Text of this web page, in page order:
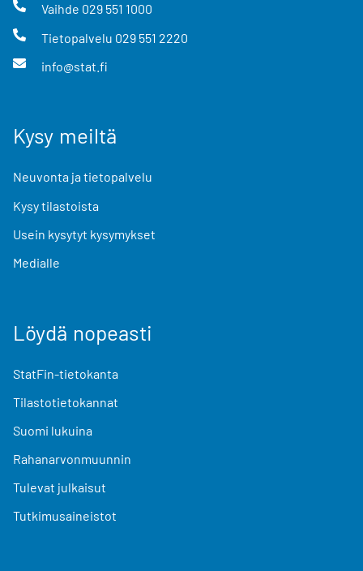
Vaihde 029 551 1000
Tietopalvelu 029 551 2220
info@stat.fi
Kysy meiltä
Neuvonta ja tietopalvelu
Kysy tilastoista
Usein kysytyt kysymykset
Medialle
Löydä nopeasti
StatFin-tietokanta
Tilastotietokannat
Suomi lukuina
Rahanarvonmuunnin
Tulevat julkaisut
Tutkimusaineistot